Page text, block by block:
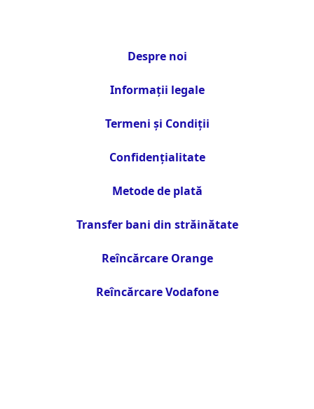
Despre noi
Informații legale
Termeni și Condiții
Confidențialitate
Metode de plată
Transfer bani din străinătate
Reîncărcare Orange
Reîncărcare Vodafone